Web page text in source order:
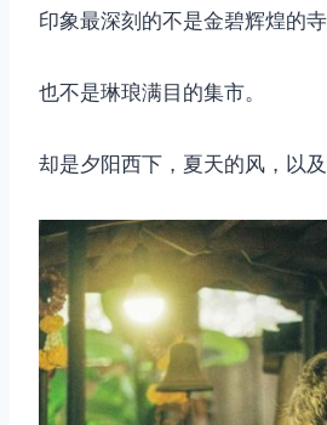
印象最深刻的不是金碧辉煌的寺
也不是琳琅满目的集市。
却是夕阳西下，夏天的风，以及